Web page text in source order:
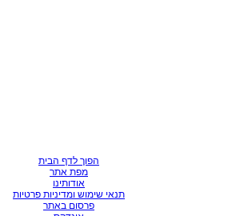
הפוך לדף הבית
מפת אתר
אודותינו
תנאי שימוש ומדיניות פרטיות
פרסום באתר